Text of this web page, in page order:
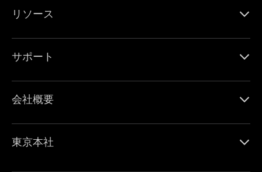
リソース
サポート
会社概要
東京本社